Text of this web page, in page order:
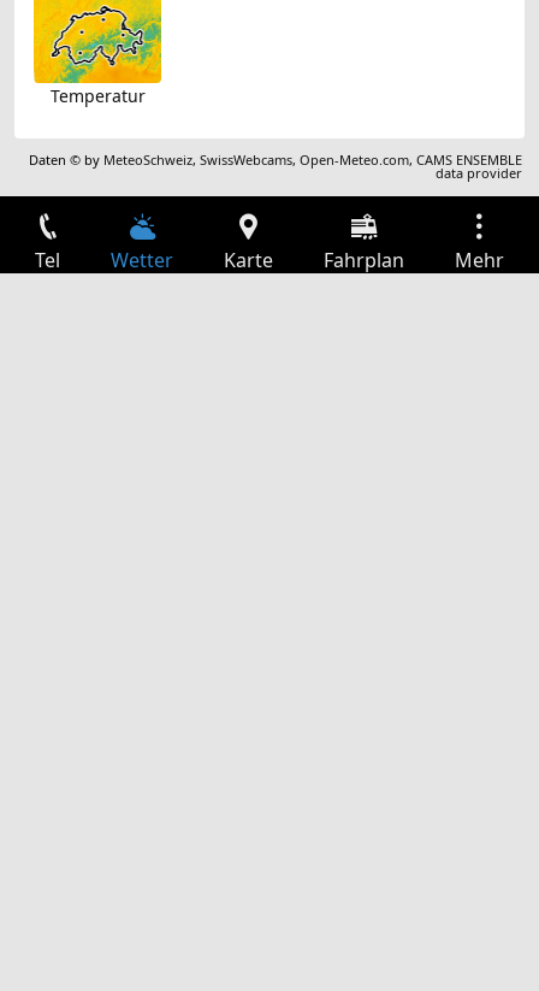
Temperatur
Daten © by MeteoSchweiz,SwissWebcams,Open-Meteo.com,CAMS ENSEMBLE
data provider
Tel Wetter Karte Fahrplan Mehr